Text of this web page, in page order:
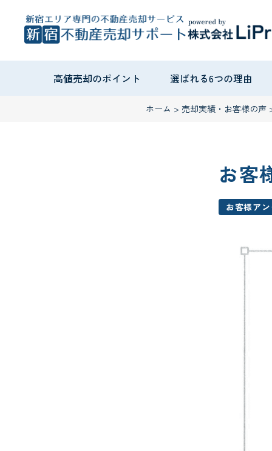
高値売却のポイント 選ばれる6つの理由
ホーム > 売却実績・お客様の声
お客
お客様ア